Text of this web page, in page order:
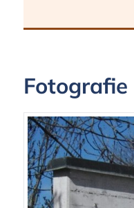
Fotografie